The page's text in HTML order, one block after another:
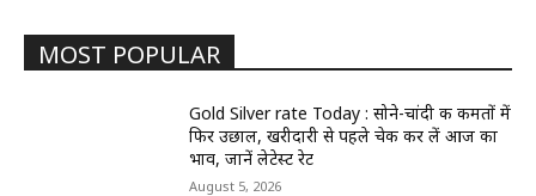
MOST POPULAR
Gold Silver rate Today : सोने-चांदी की कीमतों में
फिर उछाल, खरीदारी से पहले चेक कर लें आज का
भाव, जानें लेटेस्ट रेट
August 5, 2026